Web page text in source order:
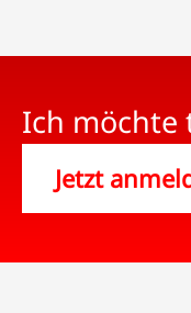
Ich möchte
Jetzt